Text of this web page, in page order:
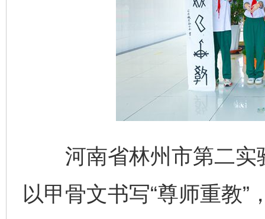
河南省林州市第二实
以甲骨文书写“尊师重教
完善运行机制助力责任有效落实 一纸欠